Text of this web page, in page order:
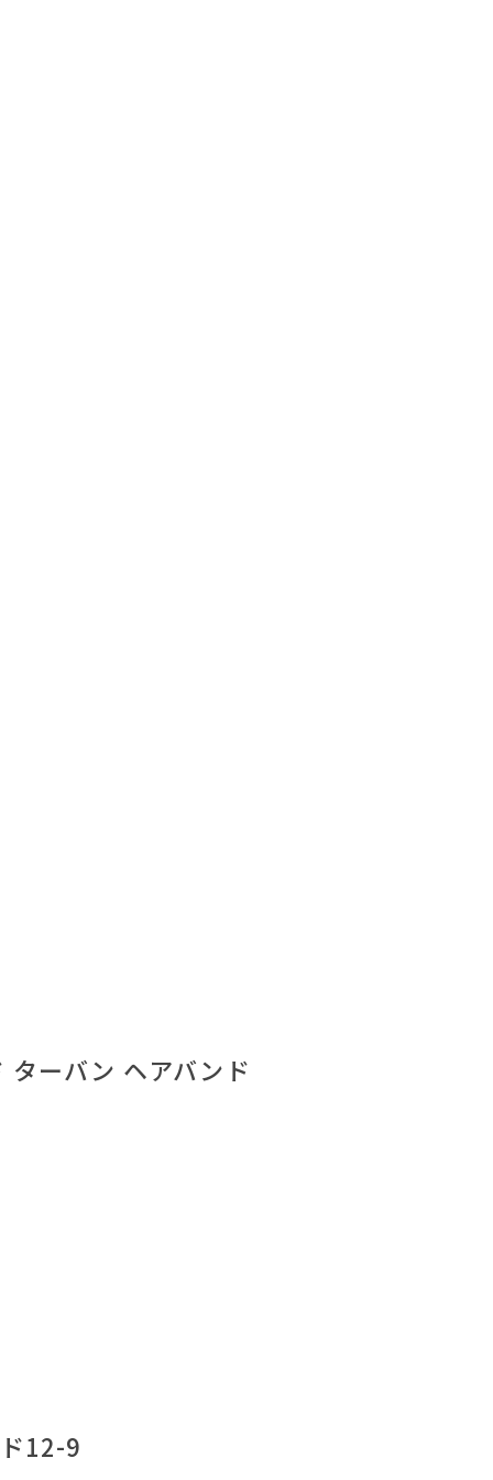
ーバン ヘアバンド
12-9